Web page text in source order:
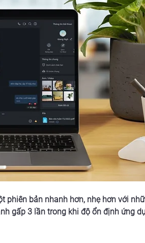
phiên bản nhanh hơn, nhẹ hơn với
gấp 3 lần trong khi độ ổn định ứng